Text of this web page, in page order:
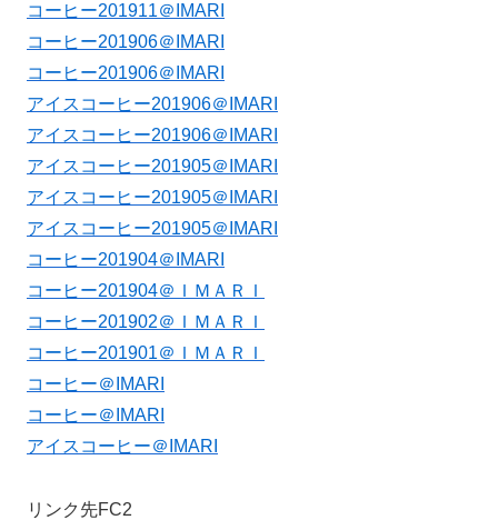
コーヒー201911＠IMARI
コーヒー201906＠IMARI
コーヒー201906＠IMARI
アイスコーヒー201906＠IMARI
アイスコーヒー201906＠IMARI
アイスコーヒー201905＠IMARI
アイスコーヒー201905＠IMARI
アイスコーヒー201905＠IMARI
コーヒー201904＠IMARI
コーヒー201904＠ＩＭＡＲＩ
コーヒー201902＠ＩＭＡＲＩ
コーヒー201901＠ＩＭＡＲＩ
コーヒー＠IMARI
コーヒー＠IMARI
アイスコーヒー＠IMARI
リンク先FC2